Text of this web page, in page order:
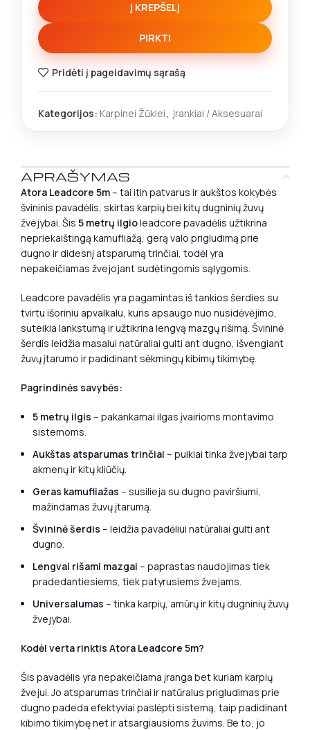
Į KREPŠELĮ
PIRKTI
Pridėti į pageidavimų sąrašą
Kategorijos: Karpinei Žūklei, Įrankiai / Aksesuarai
APRAŠYMAS
Atora Leadcore 5m– tai itin patvarus ir aukštos kokybės
švininis pavadėlis, skirtas karpių bei kitų dugninių žuvų
žvejybai. Šis 5 metrų ilgioleadcore pavadėlis užtikrina
nepriekaištingą kamufliažą, gerą valo prigludimą prie
dugno ir didesnį atsparumą trinčiai, todėl yra
nepakeičiamas žvejojant sudėtingomis sąlygomis.
Leadcore pavadėlis yra pagamintas iš tankios šerdies su
tvirtu išoriniu apvalkalu, kuris apsaugo nuo nusidėvėjimo,
suteikia lankstumą ir užtikrina lengvą mazgų rišimą. Švininė
šerdis leidžia masalui natūraliai gulti ant dugno, išvengiant
žuvų įtarumo ir padidinant sėkmingų kibimų tikimybę.
Pagrindinės savybės:
5 metrų ilgis – pakankamai ilgas įvairioms montavimo
sistemoms.
Aukštas atsparumas trinčiai – puikiai tinka žvejybai tarp
akmenų ir kitų kliūčių.
Geras kamufliažas – susilieja su dugno paviršiumi,
mažindamas žuvų įtarumą.
Švininė šerdis – leidžia pavadėliui natūraliai gulti ant
dugno.
Lengvai rišami mazgai – paprastas naudojimas tiek
pradedantiesiems, tiek patyrusiems žvejams.
Universalumas – tinka karpių, amūrų ir kitų dugninių žuvų
žvejybai.
Kodėl verta rinktis Atora Leadcore 5m?
Šis pavadėlis yra nepakeičiama įranga bet kuriam karpių
žvejui. Jo atsparumas trinčiai ir natūralus prigludimas prie
dugno padeda efektyviai paslėpti sistemą, taip padidinant
kibimo tikimybę net ir atsargiausioms žuvims. Be to, jo